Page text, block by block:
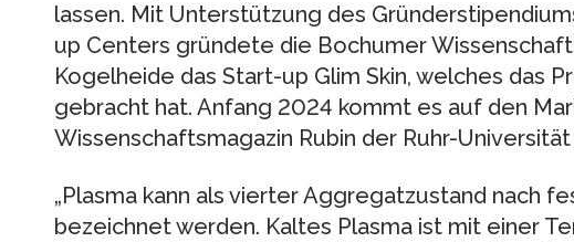
lassen. Mit Unterstützung des
up Centers gründete die Bochumer
Kogelheide das Start-up Glim Skin, welches das
gebracht hat. Anfang 2024 kommt es auf den
Wissenschaftsmagazin Rubin der Ruhr-
„Plasma kann als vierter Aggregatzustand nach
bezeichnet werden. Kaltes Plasma ist mit einer